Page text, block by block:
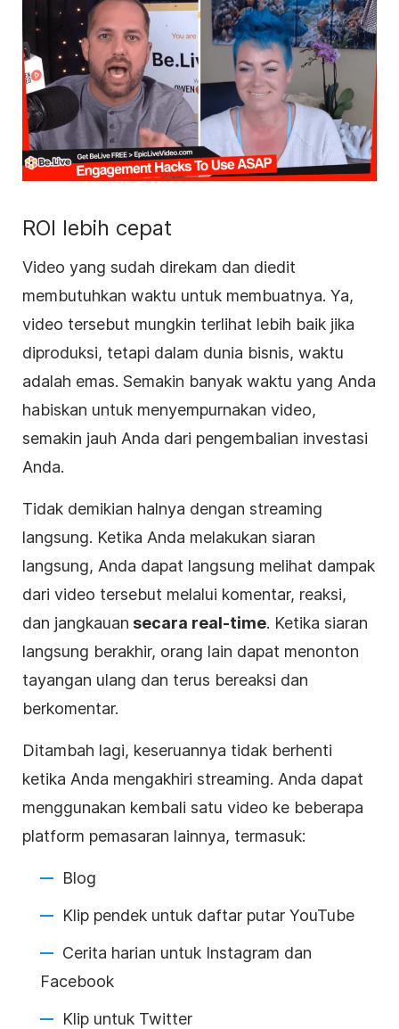
ROI lebih cepat
Video yang sudah direkam dan diedit
membutuhkan waktu untuk membuatnya. Ya,
video tersebut mungkin terlihat lebih baik jika
diproduksi, tetapi dalam dunia bisnis, waktu
adalah emas. Semakin banyak waktu yang Anda
habiskan untuk menyempurnakan video,
semakin jauh Anda dari pengembalian investasi
Anda.
Tidak demikian halnya dengan streaming
langsung. Ketika Anda melakukan siaran
langsung, Anda dapat langsung melihat dampak
dari video tersebut melalui komentar, reaksi,
dan jangkauan secara real-time. Ketika siaran
langsung berakhir, orang lain dapat menonton
tayangan ulang dan terus bereaksi dan
berkomentar.
Ditambah lagi, keseruannya tidak berhenti
ketika Anda mengakhiri streaming. Anda dapat
menggunakan kembali satu video ke beberapa
platform pemasaran lainnya, termasuk:
Blog
Klip pendek untuk daftar putar YouTube
Cerita harian untuk Instagram dan
Facebook
Klip untuk Twitter